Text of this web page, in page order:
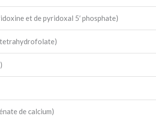
et de pyridoxal 5′ phosphate)
de calcium)